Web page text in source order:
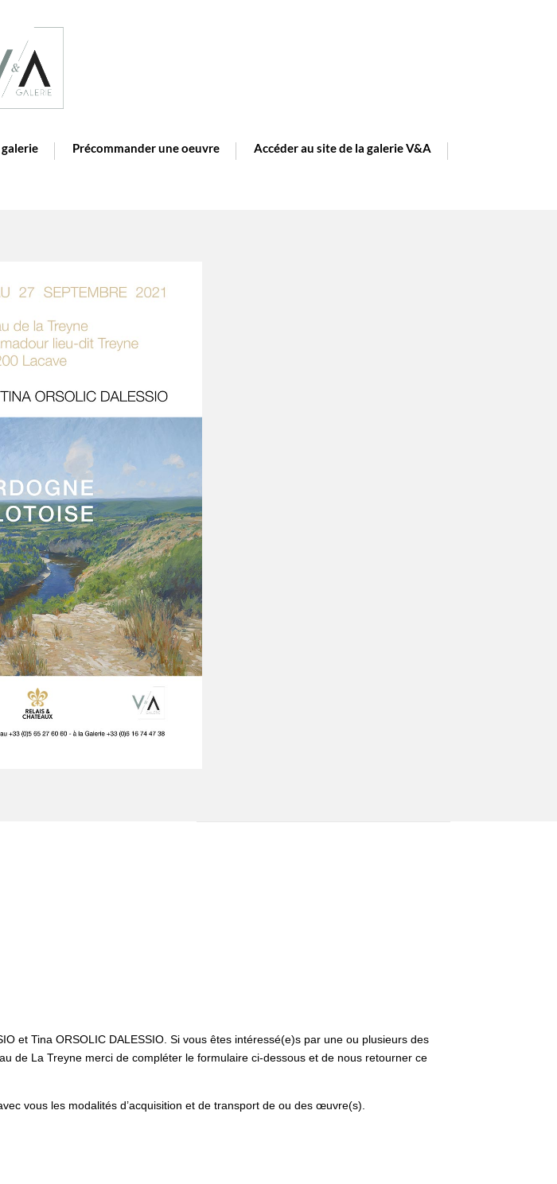
Précommander une oeuvre Accéder au site de la galerie V&A
et Tina ORSOLIC DALESSIO. Si vous êtes intéressé(e)s par une ou plusieurs des
de La Treyne merci de compléter le formulaire ci-dessous et de nous retourner ce
vous les modalités d’acquisition et de transport de ou des œuvre(s).